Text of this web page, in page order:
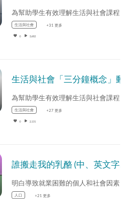
生活與社會 +31 更多
0 3,682
生活與社會 +27 更多
0 2,131
人口 +21 更多